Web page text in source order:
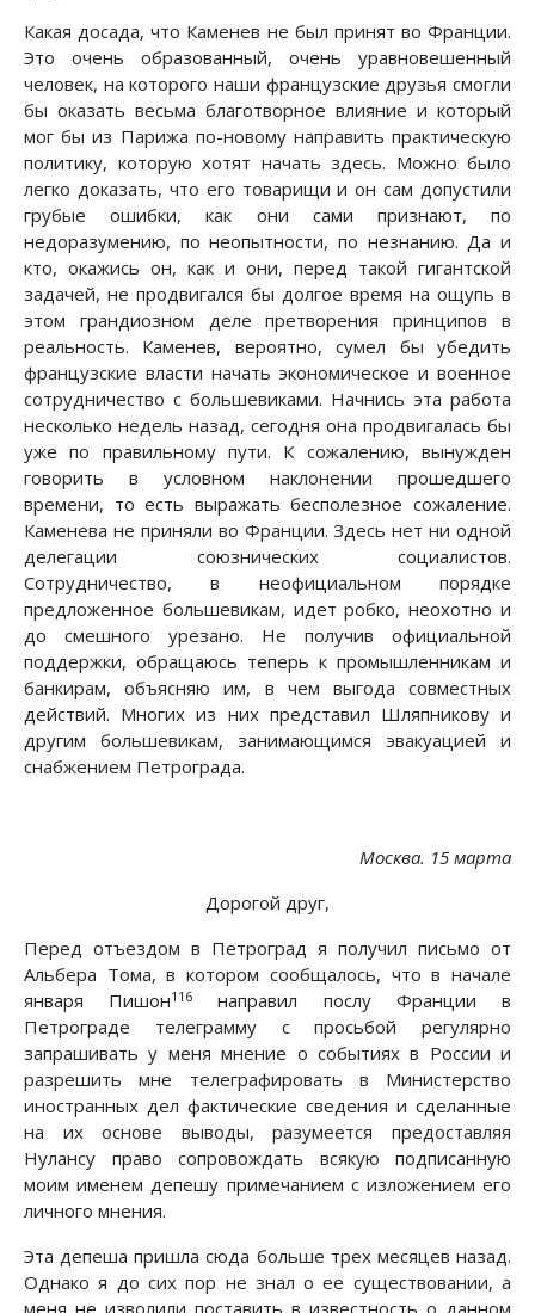
Какая досада, что Каменев не был принят во Франции.
Это очень образованный, очень уравновешенный
человек, на которого наши французские друзья смогли
бы оказать весьма благотворное влияние и который
мог бы из Парижа по-новому направить практическую
политику, которую хотят начать здесь. Можно было
легко доказать, что его товарищи и он сам допустили
грубые ошибки, как они сами признают, по
недоразумению, по неопытности, по незнанию. Да и
кто, окажись он, как и они, перед такой гигантской
задачей, не продвигался бы долгое время на ощупь в
этом грандиозном деле претворения принципов в
реальность. Каменев, вероятно, сумел бы убедить
французские власти начать экономическое и военное
сотрудничество с большевиками. Начнись эта работа
несколько недель назад, сегодня она продвигалась бы
уже по правильному пути. К сожалению, вынужден
говорить в условном наклонении прошедшего
времени, то есть выражать бесполезное сожаление.
Каменева не приняли во Франции. Здесь нет ни одной
делегации союзнических социалистов.
Сотрудничество, в неофициальном порядке
предложенное большевикам, идет робко, неохотно и
до смешного урезано. Не получив официальной
поддержки, обращаюсь теперь к промышленникам и
банкирам, объясняю им, в чем выгода совместных
действий. Многих из них представил Шляпникову и
другим большевикам, занимающимся эвакуацией и
снабжением Петрограда.
Москва. 15 марта
Дорогой друг,
Перед отъездом в Петроград я получил письмо от
Альбера Тома, в котором сообщалось, что в начале
января Пишон116
направил послу Франции в
Петрограде телеграмму с просьбой регулярно
запрашивать у меня мнение о событиях в России и
разрешить мне телеграфировать в Министерство
иностранных дел фактические сведения и сделанные
на их основе выводы, разумеется предоставляя
Нулансу право сопровождать всякую подписанную
моим именем депешу примечанием с изложением его
личного мнения.
Эта депеша пришла сюда больше трех месяцев назад.
Однако я до сих пор не знал о ее существовании, а